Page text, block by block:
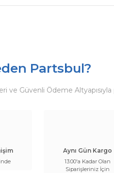
Partsbul?
ve Güvenli Ödeme Altyapısıyla
Aynı Gün Kargo
13:00'a Kadar Olan
Siparişleriniz İçin